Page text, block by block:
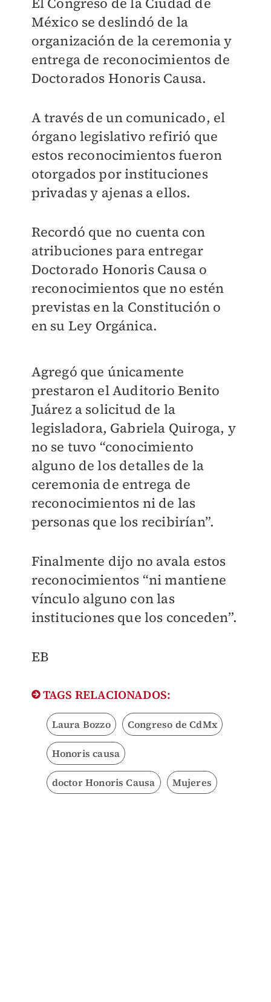
México se deslindó de la
organización de la ceremonia y
entrega de reconocimientos de
Doctorados Honoris Causa.
A través de un comunicado, el
órgano legislativo refirió que
estos reconocimientos fueron
otorgados por instituciones
privadas y ajenas a ellos.
Recordó que no cuenta con
atribuciones para entregar
Doctorado Honoris Causa o
reconocimientos que no estén
previstas en la Constitución o
en su Ley Orgánica.
Agregó que únicamente
prestaron el Auditorio Benito
Juárez a solicitud de la
legisladora, Gabriela Quiroga, y
no se tuvo “conocimiento
alguno de los detalles de la
ceremonia de entrega de
reconocimientos ni de las
personas que los recibirían”.
Finalmente dijo no avala estos
reconocimientos “ni mantiene
vínculo alguno con las
instituciones que los conceden”.
​EB​
TAGS RELACIONADOS:
Laura Bozzo Congreso de CdMx
Honoris causa
doctor Honoris Causa Mujeres